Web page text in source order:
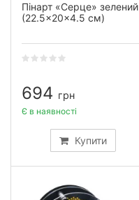
Пінарт «Серце» зелений
(22.5×20×4.5 см)
694 грн
Купити
Є в наявності